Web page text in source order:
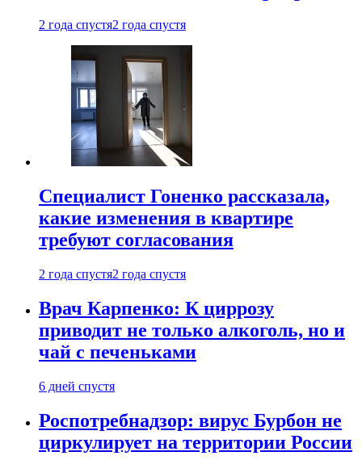
2 года спустя2 года спустя
Специалист Гоненко рассказала,
какие изменения в квартире
требуют согласования
2 года спустя2 года спустя
Врач Карпенко: К циррозу
приводит не только алкоголь, но и
чай с печеньками
6 дней спустя
Роспотребнадзор: вирус Бурбон не
циркулирует на территории России